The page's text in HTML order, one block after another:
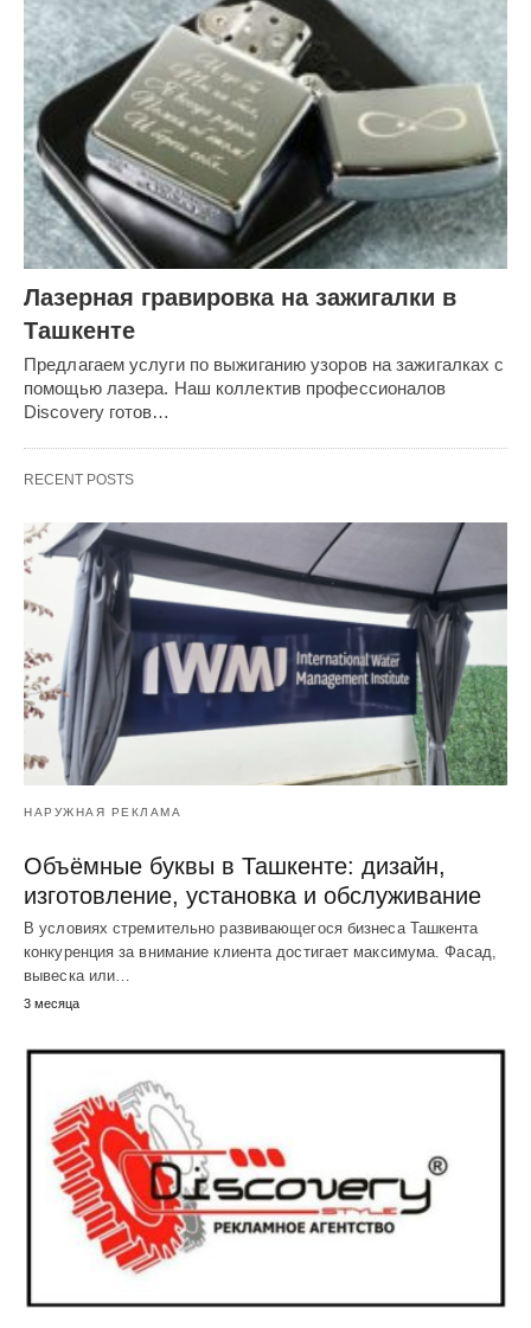
Лазерная гравировка на зажигалки в
Ташкенте
Предлагаем услуги по выжиганию узоров на зажигалках с
помощью лазера. Наш коллектив профессионалов
Discovery готов…
RECENT POSTS
НАРУЖНАЯ РЕКЛАМА
Объёмные буквы в Ташкенте: дизайн,
изготовление, установка и обслуживание
В условиях стремительно развивающегося бизнеса Ташкента
конкуренция за внимание клиента достигает максимума. Фасад,
вывеска или…
3 месяца